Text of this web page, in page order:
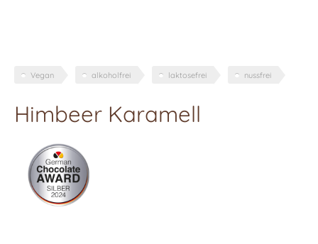
Vegan alkoholfrei laktosefrei nussfrei
Himbeer Karamell